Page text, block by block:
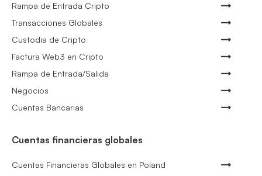
Rampa de Entrada Cripto
Transacciones Globales
Custodia de Cripto
Factura Web3 en Cripto
Rampa de Entrada/Salida
Negocios
Cuentas Bancarias
Cuentas financieras globales
Cuentas Financieras Globales en Poland